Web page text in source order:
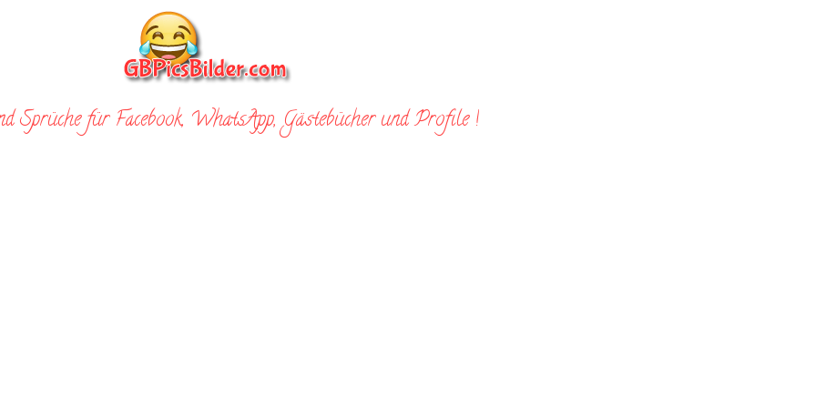
Sprüche für Facebook, WhatsApp, Gästebücher und Profile !